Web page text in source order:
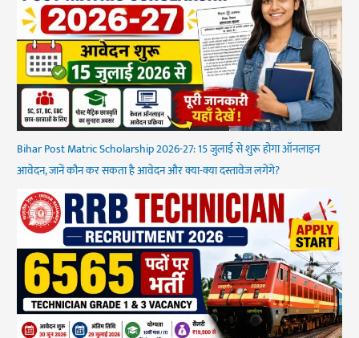
Bihar Post Matric Scholarship 2026-27: 15 जुलाई से शुरू होगा ऑनलाइन
आवेदन, जानें कौन कर सकता है आवेदन और क्या-क्या दस्तावेज लगेंगे?